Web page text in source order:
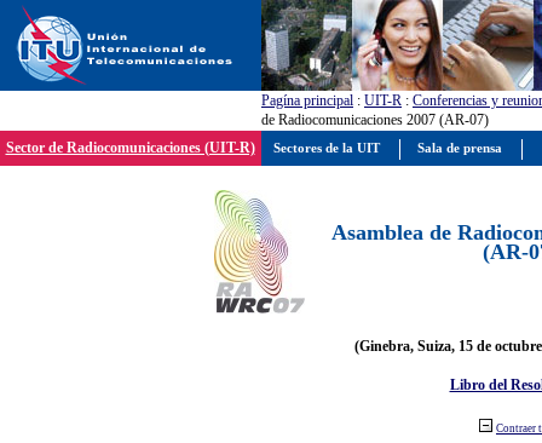
Pagína principal : UIT-R : Conferencias y
de Radiocomunicaciones 2007 (AR-07)
Sector de Radiocomunicaciones (UIT-R)
Asamblea de
(AR-
(Ginebra, Suiza, 15 de
Libro del
Contraer
Sectores de la UIT Sala de prensa